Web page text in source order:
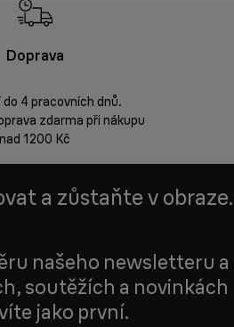
Doprava
4 pracovních dnů.
zdarma při nákupu
nad 1200 Kč
a zůstaňte v obraze.
našeho newsletteru a
soutěžích a novinkách
jako první.